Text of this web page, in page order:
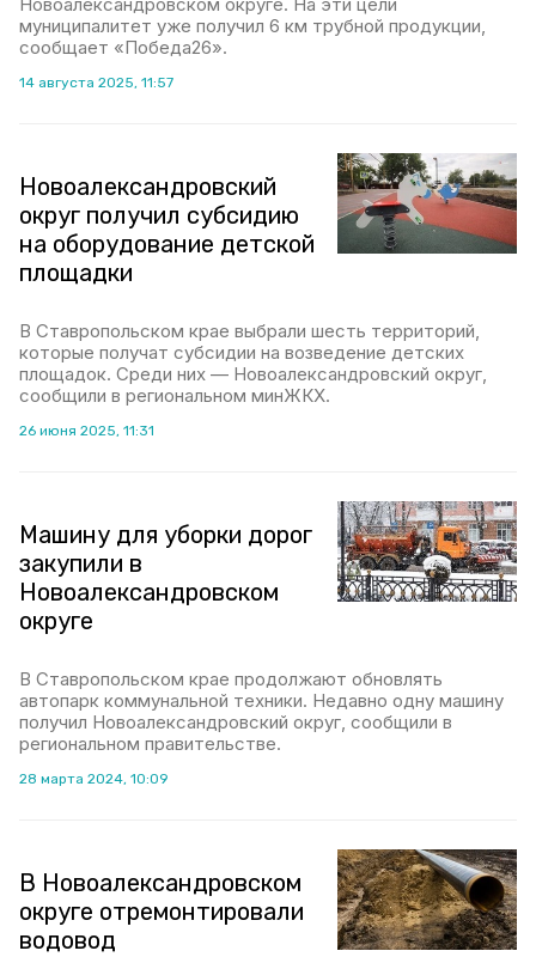
муниципалитет уже получил 6 км трубной продукции,
сообщает «Победа26».
14 августа 2025, 11:57
Новоалександровский
округ получил субсидию
на оборудование детской
площадки
В Ставропольском крае выбрали шесть территорий,
которые получат субсидии на возведение детских
площадок. Среди них — Новоалександровский округ,
сообщили в региональном минЖКХ.
26 июня 2025, 11:31
Машину для уборки дорог
закупили в
Новоалександровском
округе
В Ставропольском крае продолжают обновлять
автопарк коммунальной техники. Недавно одну машину
получил Новоалександровский округ, сообщили в
региональном правительстве.
28 марта 2024, 10:09
В Новоалександровском
округе отремонтировали
водовод